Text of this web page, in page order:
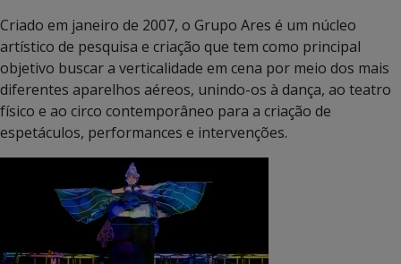
Criado em janeiro de 2007, o Grupo Ares é um núcleo
artístico de pesquisa e criação que tem como principal
objetivo buscar a verticalidade em cena por meio dos mais
diferentes aparelhos aéreos, unindo-os à dança, ao teatro
físico e ao circo contemporâneo para a criação de
espetáculos, performances e intervenções.